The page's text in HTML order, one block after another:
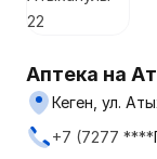
Аптека на
Кеген,
+7 (7277 ****